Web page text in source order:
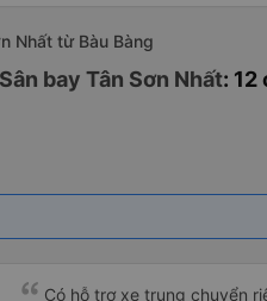
Nhất từ Bàu Bàng
bay Tân Sơn Nhất: 12
Có hỗ trợ xe trung chuyển